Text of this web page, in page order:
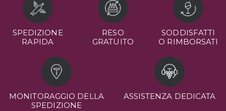
SPEDIZIONE
RAPIDA
RESO
GRATUITO
SODDISFATTI
O RIMBORSATI
MONITORAGGIO DELLA
SPEDIZIONE
ASSISTENZA DEDICATA